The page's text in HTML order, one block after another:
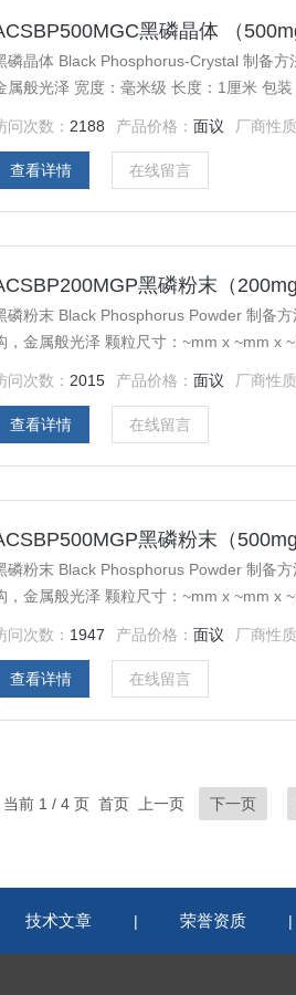
黑磷晶体 （
磷晶体 Black Phosphorus-Crystal 制备方
属般光泽 宽度：毫米级 长度：1厘米 包
问次数： 2188 产品价格：面议 厂商性
查看详情 在线留言
黑磷粉末（200mg
磷粉末 Black Phosphorus Powder 制备
，金属般光泽 颗粒尺寸：~mm x ~mm x
问次数： 2015 产品价格：面议 厂商性
查看详情 在线留言
黑磷粉末（500mg
磷粉末 Black Phosphorus Powder 制备
，金属般光泽 颗粒尺寸：~mm x ~mm x
问次数： 1947 产品价格：面议 厂商性
查看详情 在线留言
当前 1 / 4 页 首页 上一页 下一页
技术文章 | 荣誉资质